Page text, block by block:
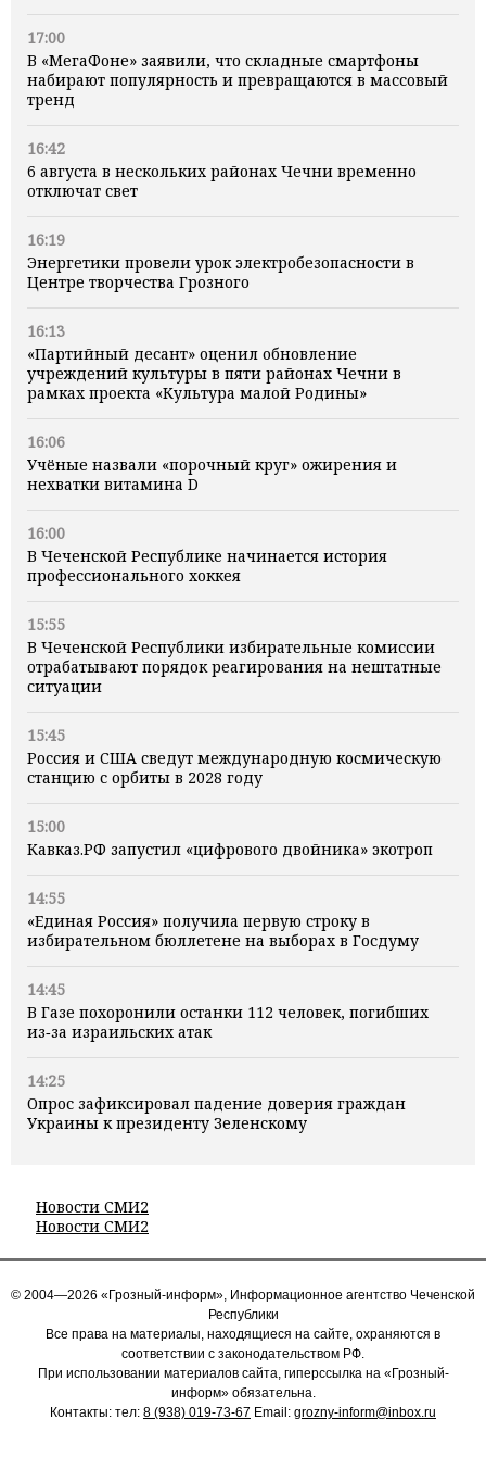
17:00
В «МегаФоне» заявили, что складные смартфоны
набирают популярность и превращаются в массовый
тренд
16:42
6 августа в нескольких районах Чечни временно
отключат свет
16:19
Энергетики провели урок электробезопасности в
Центре творчества Грозного
16:13
«Партийный десант» оценил обновление
учреждений культуры в пяти районах Чечни в
рамках проекта «Культура малой Родины»
16:06
Учёные назвали «порочный круг» ожирения и
нехватки витамина D
16:00
В Чеченской Республике начинается история
профессионального хоккея
15:55
В Чеченской Республики избирательные комиссии
отрабатывают порядок реагирования на нештатные
ситуации
15:45
Россия и США сведут международную космическую
станцию с орбиты в 2028 году
15:00
Кавказ.РФ запустил «цифрового двойника» экотроп
14:55
«Единая Россия» получила первую строку в
избирательном бюллетене на выборах в Госдуму
14:45
В Газе похоронили останки 112 человек, погибших
из‑за израильских атак
14:25
Опрос зафиксировал падение доверия граждан
Украины к президенту Зеленскому
Новости СМИ2
Новости СМИ2
© 2004—2026 «Грозный-информ», Информационное агентство Чеченской
Республики
Все права на материалы, находящиеся на сайте, охраняются в
соответствии с законодательством РФ.
При использовании материалов сайта, гиперссылка на «Грозный-
информ» обязательна.
Контакты: тел: 8 (938) 019-73-67 Email: grozny-inform@inbox.ru